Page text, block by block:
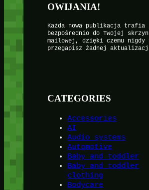
OWIJANIA!
Każda nowa publikacja trafia
bezpośrednio do Twojej
mailowej, dzięki czemu nigdy
przegapisz żadnej
CATEGORIES
Accessories
AI
Audio systems
Automotive
Baby and toddler
Baby and toddler
clothing
Bodycare